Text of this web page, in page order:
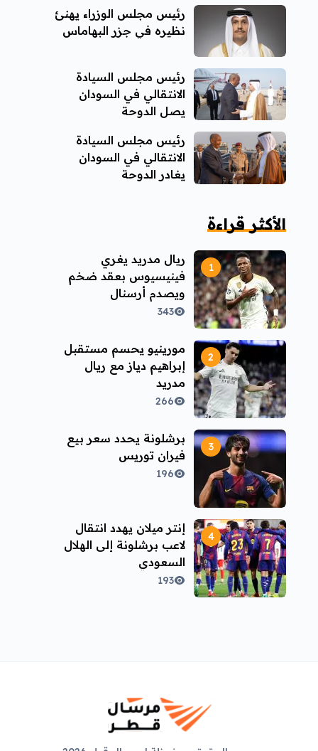
رئيس مجلس الوزراء يهنئ
نظيره في جزر البهاماس
رئيس مجلس السيادة
الانتقالي في السودان
يصل الدوحة
رئيس مجلس السيادة
الانتقالي في السودان
يغادر الدوحة
الأكثر قراءة
ريال مدريد يغري
فينيسيوس بعقد ضخم
ويصدم أرسنال
343
مورينيو يحسم مستقبل
إبراهيم دياز مع ريال
مدريد
266
برشلونة يحدد سعر بيع
فيران توريس
196
إنتر ميلان يهدد انتقال
لاعب برشلونة إلى الهلال
السعودي
193